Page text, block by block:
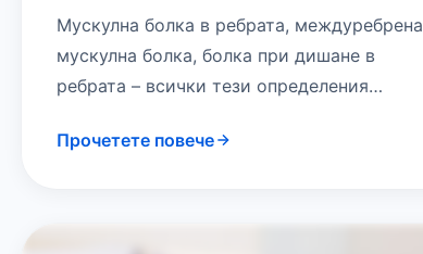
Мускулна болка в ребрата, междуребрена
мускулна болка, болка при дишане в
ребрата – всички тези определения
да прерасне в хроничен…
Прочетете повече